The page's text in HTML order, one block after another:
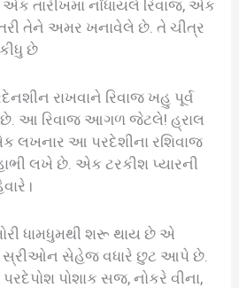
તારીખમાં નોંધાયલે રિવાજ, એક
તેને અમર ખનાવેલે છે. તે ચીત્ર
છે
રાખવાને રિવાજ ખહુ પૂર્વ
છે. આ રિવાજ આગળ જેટલે! હ્રાલ
લખનાર આ પરદેશીના રશિવાજ
લખે છે. એક ટરકીશ પ્યારની
ધામધુમથી શરૂ થાય છે એ
સ્રીઓન સેહેજ વધારે છુટ આપે છે.
પોશાક સજ, નોકરે વીના,